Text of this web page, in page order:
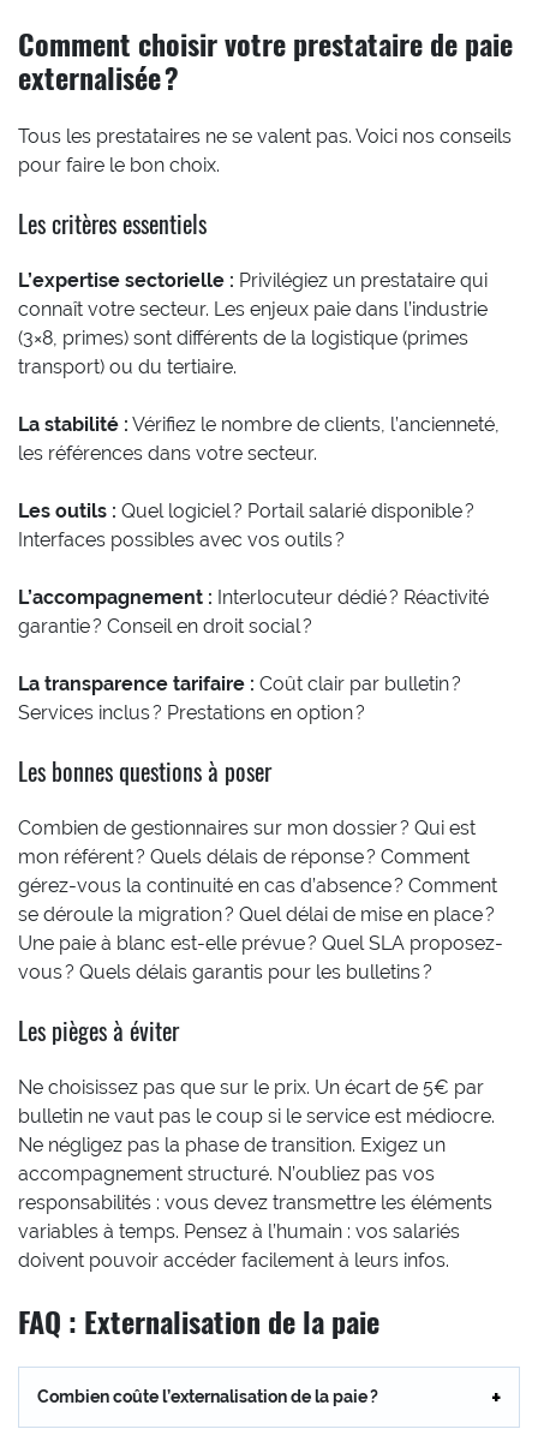
Comment choisir votre prestataire de paie
externalisée ?
Tous les prestataires ne se valent pas. Voici nos conseils
pour faire le bon choix.
Les critères essentiels
L’expertise sectorielle : Privilégiez un prestataire qui
connaît votre secteur. Les enjeux paie dans l’industrie
(3×8, primes) sont différents de la logistique (primes
transport) ou du tertiaire.
La stabilité : Vérifiez le nombre de clients, l’ancienneté,
les références dans votre secteur.
Les outils : Quel logiciel ? Portail salarié disponible ?
Interfaces possibles avec vos outils ?
L’accompagnement : Interlocuteur dédié ? Réactivité
garantie ? Conseil en droit social ?
La transparence tarifaire : Coût clair par bulletin ?
Services inclus ? Prestations en option ?
Les bonnes questions à poser
Combien de gestionnaires sur mon dossier ? Qui est
mon référent ? Quels délais de réponse ? Comment
gérez-vous la continuité en cas d’absence ? Comment
se déroule la migration ? Quel délai de mise en place ?
Une paie à blanc est-elle prévue ? Quel SLA proposez-
vous ? Quels délais garantis pour les bulletins ?
Les pièges à éviter
Ne choisissez pas que sur le prix. Un écart de 5€ par
bulletin ne vaut pas le coup si le service est médiocre.
Ne négligez pas la phase de transition. Exigez un
accompagnement structuré. N’oubliez pas vos
responsabilités : vous devez transmettre les éléments
variables à temps. Pensez à l’humain : vos salariés
doivent pouvoir accéder facilement à leurs infos.
FAQ : Externalisation de la paie
Combien coûte l’externalisation de la paie ?